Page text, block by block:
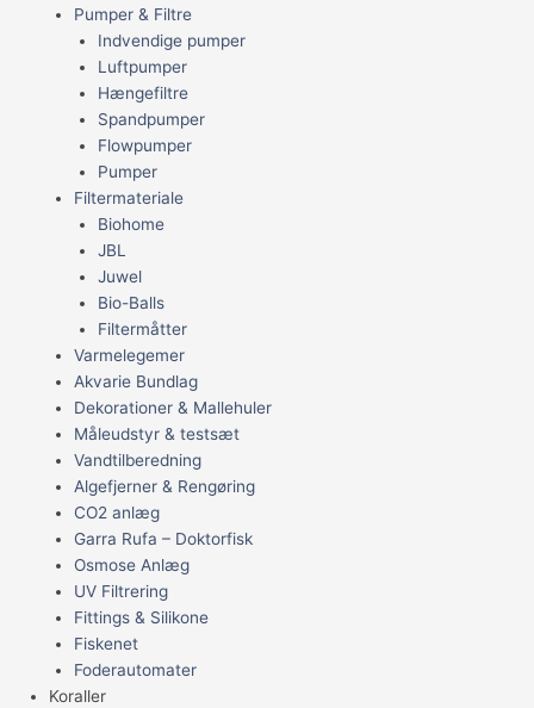
Pumper & Filtre
Indvendige pumper
Luftpumper
Hængefiltre
Spandpumper
Flowpumper
Pumper
Filtermateriale
Biohome
JBL
Juwel
Bio-Balls
Filtermåtter
Varmelegemer
Akvarie Bundlag
Dekorationer & Mallehuler
Måleudstyr & testsæt
Vandtilberedning
Algefjerner & Rengøring
CO2 anlæg
Garra Rufa – Doktorfisk
Osmose Anlæg
UV Filtrering
Fittings & Silikone
Fiskenet
Foderautomater
Koraller